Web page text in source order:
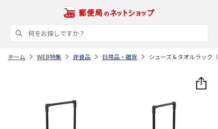
ホーム WEB特集 非食品 日用品・雑貨 シューズ＆タオルラック